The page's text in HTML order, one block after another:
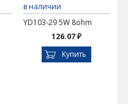
в наличии
YD103-29 5W 8ohm
126.07 ₽
Купить